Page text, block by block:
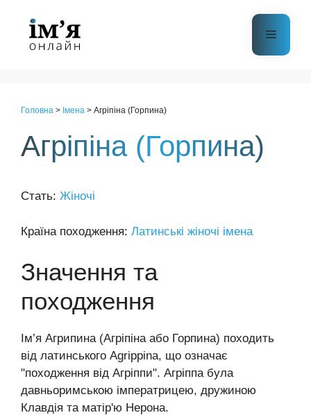
контенту
Меню
Головна > Імена > Агріпіна (Горпина)
Агріпіна (Горпина)
Стать: Жіночі
Країна походження: Латинські жіночі імена
Значення та
походження
Ім’я Агрипина (Агріпіна або Горпина) походить
від латинського Agrippina, що означає
"походження від Агріппи". Агріппа була
давньоримською імператрицею, дружиною
Клавдія та матір'ю Нерона.